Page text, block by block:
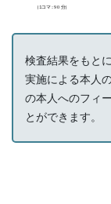
検査結果をもとに
実施による本人
の本人へのフィ
とができます。